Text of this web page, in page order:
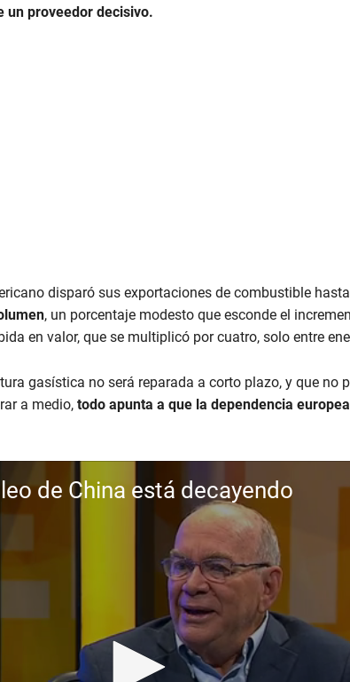
un proveedor decisivo.
disparó sus exportaciones de combustible
, un porcentaje modesto que esconde el
en valor, que se multiplicó por cuatro, solo entre
gasística no será reparada a corto plazo, y que no
a medio, todo apunta a que la dependencia
de China está decayendo